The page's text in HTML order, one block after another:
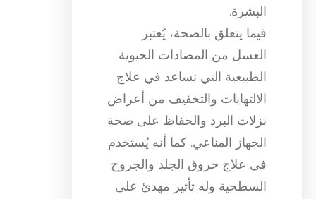
البشرة.
فيما يتعلق بالصحة، يُعتبر
العسل من المضادات الحيوية
الطبيعية التي تساعد في علاج
الالتهابات والتخفيف من أعراض
نزلات البرد والحفاظ على صحة
الجهاز المناعي. كما أنه يُستخدم
في علاج حروق الجلد والجروح
السطحية وله تأثير مهدئ على